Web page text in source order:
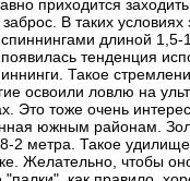
приходится
В таких
спиннингами длиной
тенденция
Такое
освоили ловлю на
Это тоже очень
южным районам.
2 метра. Такое
Желательно, чтобы